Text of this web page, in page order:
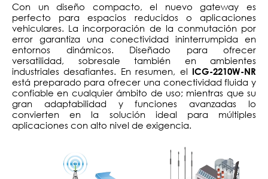
Con un diseño compacto, el nuevo gateway es
perfecto para espacios reducidos o aplicaciones
vehiculares. La incorporación de la conmutación por
error garantiza una conectividad ininterrumpida en
entornos dinámicos. Diseñado para ofrecer
versatilidad, sobresale también en ambientes
industriales desafiantes. En resumen, el ICG-2210W-NR
está preparado para ofrecer una conectividad fluida y
confiable en cualquier ámbito de uso; mientras que su
gran adaptabilidad y funciones avanzadas lo
convierten en la solución ideal para múltiples
aplicaciones con alto nivel de exigencia.